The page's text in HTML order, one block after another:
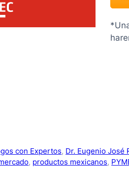
con Expertos, Dr. Eugenio José
, productos mexicanos,